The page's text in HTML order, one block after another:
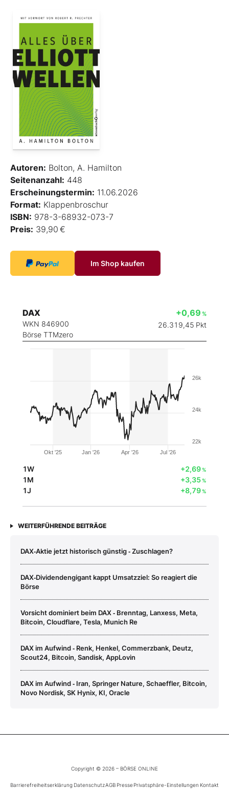
Autoren: Bolton, A. Hamilton
Seitenanzahl: 448
Erscheinungstermin: 11.06.2026
Format: Klappenbroschur
ISBN: 978-3-68932-073-7
Preis: 39,90 €
Im Shop kaufen
DAX
WKN 846900
Börse TTMzero
+0,69 %
26.319,45 Pkt
Okt '25 Jan '26 Apr '26 Jul '26
22k
24k
26k
1W +2,69%
1M +3,35%
1J +8,79%
WEITERFÜHRENDE BEITRÄGE
DAX‑Aktie jetzt historisch günstig ‑ Zuschlagen?
DAX‑Dividendengigant kappt Umsatzziel: So reagiert die
Börse
Vorsicht dominiert beim DAX ‑ Brenntag, Lanxess, Meta,
Bitcoin, Cloudflare, Tesla, Munich Re
DAX im Aufwind ‑ Renk, Henkel, Commerzbank, Deutz,
Scout24, Bitcoin, Sandisk, AppLovin
DAX im Aufwind ‑ Iran, Springer Nature, Schaeffler, Bitcoin,
Novo Nordisk, SK Hynix, KI, Oracle
Copyright © 2026 – BÖRSE ONLINE
Barrierefreiheitserklärung DatenschutzAGB PressePrivatsphäre-Einstellungen Kontakt